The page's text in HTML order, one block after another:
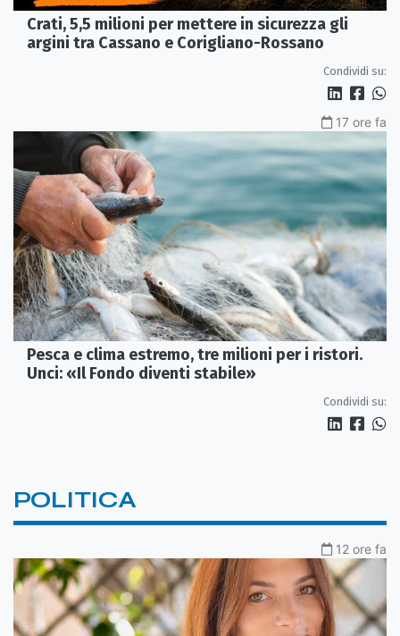
Crati, 5,5 milioni per mettere in sicurezza gli
argini tra Cassano e Corigliano-Rossano
Condividi su:
17 ore fa
Pesca e clima estremo, tre milioni per i ristori.
Unci: «Il Fondo diventi stabile»
Condividi su:
POLITICA
12 ore fa